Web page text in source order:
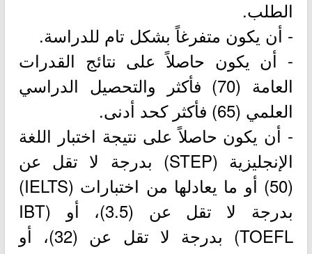
الطلب.
- أن يكون متفرغاً بشكل تام للدراسة.
- أن يكون حاصلاً على نتائج القدرات
العامة (70) فأكثر والتحصيل الدراسي
العلمي (65) فأكثر كحد أدنى.
- أن يكون حاصلاً على نتيجة اختبار اللغة
الإنجليزية (STEP) بدرجة لا تقل عن
(50) أو ما يعادلها من اختبارات (IELTS)
بدرجة لا تقل عن (3.5)، أو (IBT
TOEFL) بدرجة لا تقل عن (32)، أو